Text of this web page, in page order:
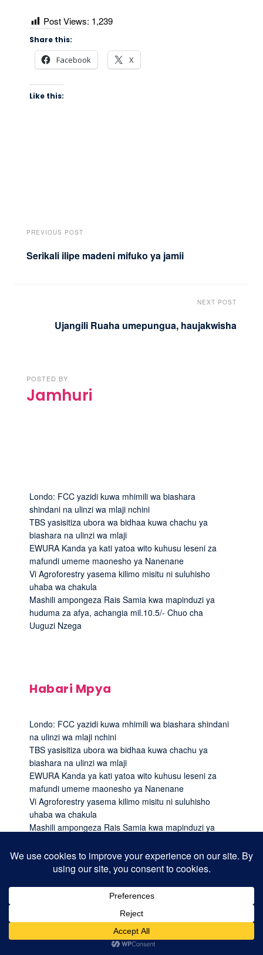
Post Views: 1,239
Share this:
Facebook X
Like this:
PREVIOUS POST
Serikali ilipe madeni mifuko ya jamii
NEXT POST
Ujangili Ruaha umepungua, haujakwisha
POSTED BY
Jamhuri
Londo: FCC yazidi kuwa mhimili wa biashara
shindani na ulinzi wa mlaji nchini
TBS yasisitiza ubora wa bidhaa kuwa chachu ya
biashara na ulinzi wa mlaji
EWURA Kanda ya kati yatoa wito kuhusu leseni za
mafundi umeme maonesho ya Nanenane
Vi Agroforestry yasema kilimo misitu ni suluhisho
uhaba wa chakula
Mashili ampongeza Rais Samia kwa mapinduzi ya
huduma za afya, achangia mil.10.5/- Chuo cha
Uuguzi Nzega
Habari Mpya
Londo: FCC yazidi kuwa mhimili wa biashara shindani
na ulinzi wa mlaji nchini
TBS yasisitiza ubora wa bidhaa kuwa chachu ya
biashara na ulinzi wa mlaji
EWURA Kanda ya kati yatoa wito kuhusu leseni za
mafundi umeme maonesho ya Nanenane
Vi Agroforestry yasema kilimo misitu ni suluhisho
uhaba wa chakula
Mashili ampongeza Rais Samia kwa mapinduzi ya
Nzega
Kikwete ataka nchi za Afrika kujiandaa na
miundombinu kwa vijana
JUBILEE Group Tanzania yazindua ukuta wa Shule ya
Daraja la Bilioni 1.2/- kuondoa kero ya usafiri Kilosa
DC Ubungo aipa tano JET, bado ina jukumu la